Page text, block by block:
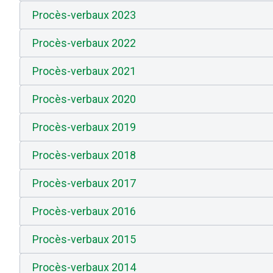
Procès-verbaux 2023
Procès-verbaux 2022
Procès-verbaux 2021
Procès-verbaux 2020
Procès-verbaux 2019
Procès-verbaux 2018
Procès-verbaux 2017
Procès-verbaux 2016
Procès-verbaux 2015
Procès-verbaux 2014